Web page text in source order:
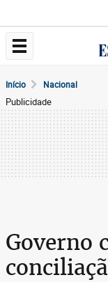
Início Nacional
Publicidade
Governo